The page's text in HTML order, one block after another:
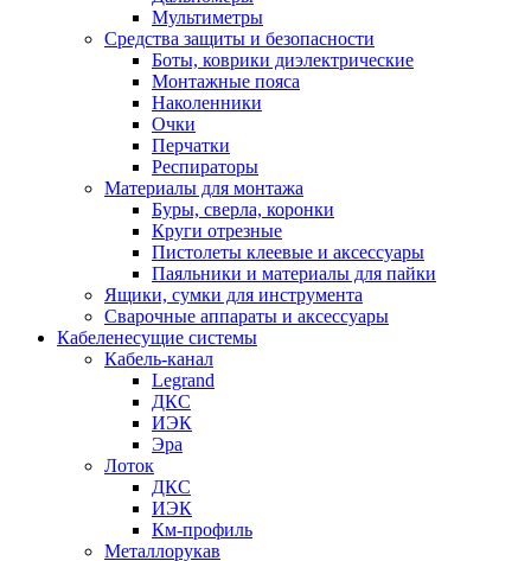
Мультиметры
Средства защиты и безопасности
Боты, коврики диэлектрические
Монтажные пояса
Наколенники
Очки
Перчатки
Респираторы
Материалы для монтажа
Буры, сверла, коронки
Круги отрезные
Пистолеты клеевые и аксессуары
Паяльники и материалы для пайки
Ящики, сумки для инструмента
Сварочные аппараты и аксессуары
Кабеленесущие системы
Кабель-канал
Legrand
ДКС
ИЭК
Эра
Лоток
ДКС
ИЭК
Км-профиль
Металлорукав